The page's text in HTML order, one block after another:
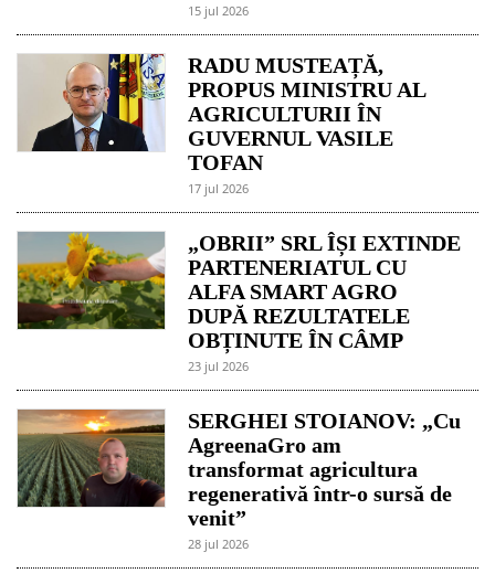
15 jul 2026
RADU MUSTEAȚĂ,
PROPUS MINISTRU AL
AGRICULTURII ÎN
GUVERNUL VASILE
TOFAN
17 jul 2026
„OBRII” SRL ÎȘI EXTINDE
PARTENERIATUL CU
ALFA SMART AGRO
DUPĂ REZULTATELE
OBȚINUTE ÎN CÂMP
23 jul 2026
SERGHEI STOIANOV: „Cu
AgreenaGro am
transformat agricultura
regenerativă într-o sursă de
venit”
28 jul 2026